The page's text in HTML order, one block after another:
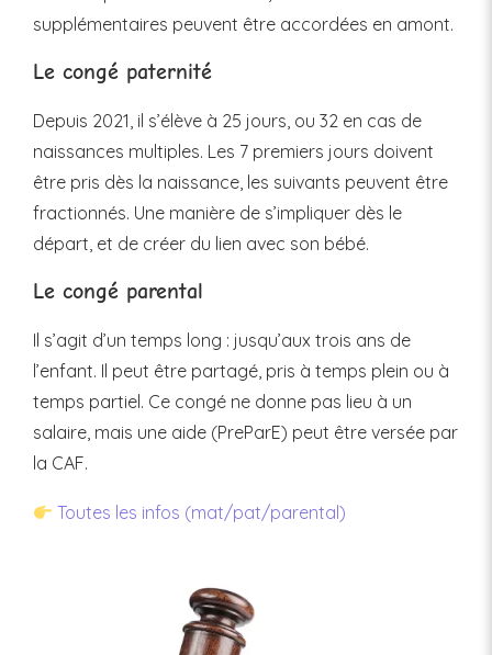
supplémentaires peuvent être accordées en amont.
Le congé paternité
Depuis 2021, il s’élève à 25 jours, ou 32 en cas de
naissances multiples. Les 7 premiers jours doivent
être pris dès la naissance, les suivants peuvent être
fractionnés. Une manière de s’impliquer dès le
départ, et de créer du lien avec son bébé.
Le congé parental
Il s’agit d’un temps long : jusqu’aux trois ans de
l’enfant. Il peut être partagé, pris à temps plein ou à
temps partiel. Ce congé ne donne pas lieu à un
salaire, mais une aide (PreParE) peut être versée par
la CAF.
Toutes les infos (mat/pat/parental)